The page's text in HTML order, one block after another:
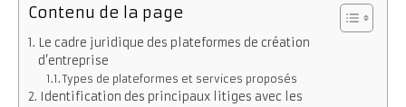
Contenu de la page
Le cadre juridique des plateformes de création
d’entreprise
Types de plateformes et services proposés
Identification des principaux litiges avec les